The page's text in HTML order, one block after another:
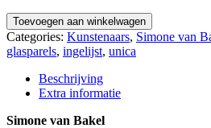
Toevoegen aan winkelwagen
Categories: Kunstenaars, Simone van
glasparels, ingelijst, unica
Beschrijving
Extra informatie
Simone van Bakel